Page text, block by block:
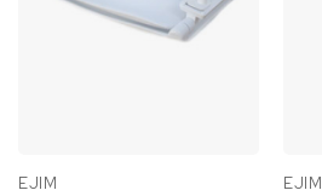
EJIM EJIM